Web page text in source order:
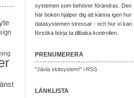
systemen som behöver förändras. Den
här boken hjälper dig att känna igen hur
datasystemen stressar - och hur vi kan
försöka börja ta tillbaka kontrollen.
PRENUMERERA
"Jävla skitsystem!" i RSS
LÄNKLISTA